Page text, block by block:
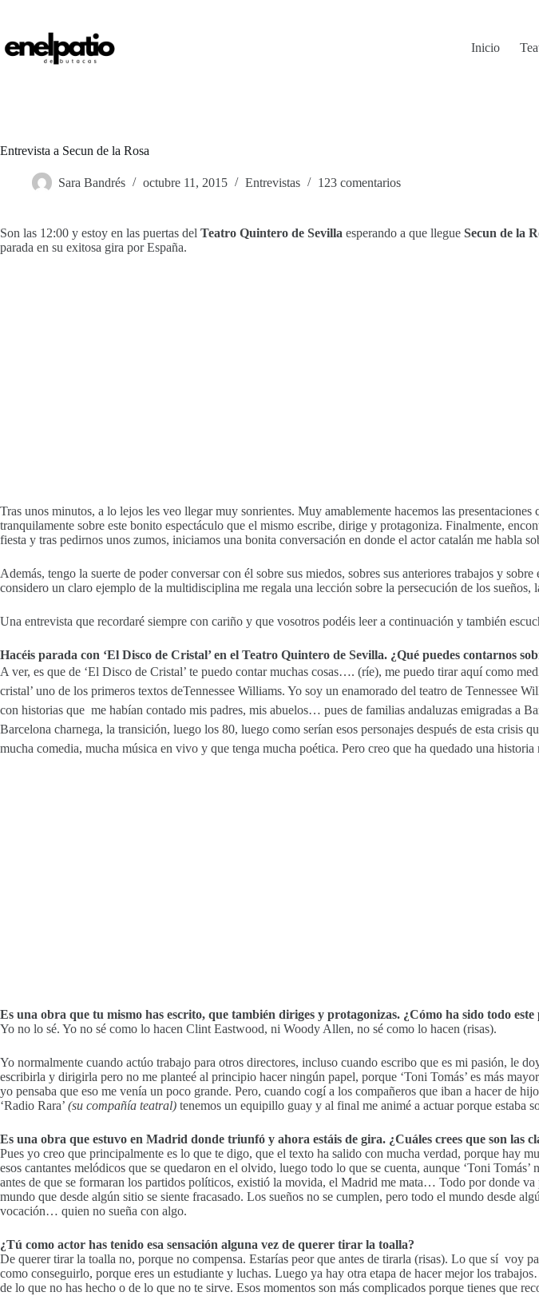
contenido
Inicio
Entrevista a Secun de la Rosa
Sara Bandrés octubre 11, 2015 Entrevistas 123 comentarios
Son las 12:00 y estoy en las puertas del Teatro Quintero de Sevilla esperando a que llegue Secun de la
parada en su exitosa gira por España.
Tras unos minutos, a lo lejos les veo llegar muy sonrientes. Muy amablemente hacemos las
tranquilamente sobre este bonito espectáculo que el mismo escribe, dirige y protagoniza. Finalmente,
fiesta y tras pedirnos unos zumos, iniciamos una bonita conversación en donde el actor catalán me habla
Además, tengo la suerte de poder conversar con él sobre sus miedos, sobres sus anteriores trabajos y
considero un claro ejemplo de la multidisciplina me regala una lección sobre la persecución de los
Una entrevista que recordaré siempre con cariño y que vosotros podéis leer a continuación y también
Hacéis parada con ‘El Disco de Cristal’ en el Teatro Quintero de Sevilla. ¿Qué puedes contarnos
A ver, es que de ‘El Disco de Cristal’ te puedo contar muchas cosas…. (ríe), me puedo tirar aquí como
cristal’ uno de los primeros textos deTennessee Williams. Yo soy un enamorado del teatro de Tennessee
con historias que me habían contado mis padres, mis abuelos… pues de familias andaluzas emigradas a
Barcelona charnega, la transición, luego los 80, luego como serían esos personajes después de esta
mucha comedia, mucha música en vivo y que tenga mucha poética. Pero creo que ha quedado una historia
Es una obra que tu mismo has escrito, que también diriges y protagonizas. ¿Cómo ha sido todo este
Yo no lo sé. Yo no sé como lo hacen Clint Eastwood, ni Woody Allen, no sé como lo hacen (risas).
Yo normalmente cuando actúo trabajo para otros directores, incluso cuando escribo que es mi pasión, le
escribirla y dirigirla pero no me planteé al principio hacer ningún papel, porque ‘Toni Tomás’ es más
yo pensaba que eso me venía un poco grande. Pero, cuando cogí a los compañeros que iban a hacer de
‘Radio Rara’ (su compañía teatral) tenemos un equipillo guay y al final me animé a actuar porque estaba
Es una obra que estuvo en Madrid donde triunfó y ahora estáis de gira. ¿Cuáles crees que son las
Pues yo creo que principalmente es lo que te digo, que el texto ha salido con mucha verdad, porque hay
esos cantantes melódicos que se quedaron en el olvido, luego todo lo que se cuenta, aunque ‘Toni
antes de que se formaran los partidos políticos, existió la movida, el Madrid me mata… Todo por donde
mundo que desde algún sitio se siente fracasado. Los sueños no se cumplen, pero todo el mundo desde
vocación… quien no sueña con algo.
¿Tú como actor has tenido esa sensación alguna vez de querer tirar la toalla?
De querer tirar la toalla no, porque no compensa. Estarías peor que antes de tirarla (risas). Lo que sí voy
como conseguirlo, porque eres un estudiante y luchas. Luego ya hay otra etapa de hacer mejor los
de lo que no has hecho o de lo que no te sirve. Esos momentos son más complicados porque tienes que